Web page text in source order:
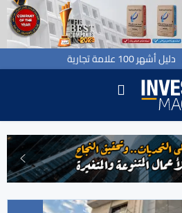
دليل أشهر 100 علامة تجارية